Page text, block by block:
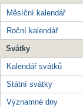
Měsíční kalendář
Roční kalendář
Svátky
Kalendář svátků
Státní svátky
Významné dny